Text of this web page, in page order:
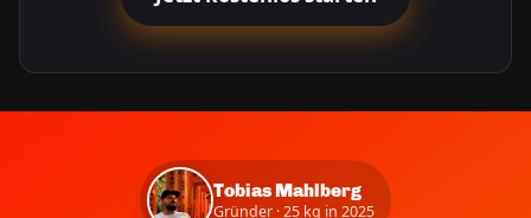
Tobias Mahlberg
Gründer · 25 kg in 2025